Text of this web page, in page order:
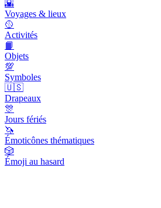
🌇
Voyages & lieux
🥎
Activités
📙
Objets
💯
Symboles
🇺🇸
Drapeaux
🎊
Jours fériés
🦄
Émoticônes thématiques
🎲
Émoji au hasard